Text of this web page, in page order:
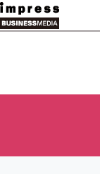
メ
イ